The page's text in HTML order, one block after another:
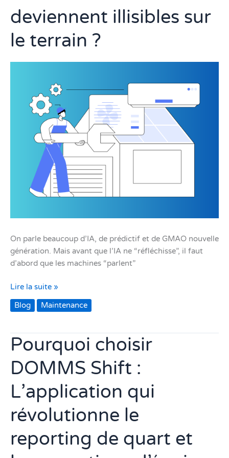
deviennent illisibles sur
le terrain ?
On parle beaucoup d’IA, de prédictif et de GMAO nouvelle
génération. Mais avant que l’IA ne “réfléchisse”, il faut
d’abord que les machines “parlent”
maintenance
deviennent
illisibles
le
Lire la suite »
Blog Maintenance
Pourquoi choisir
DOMMS Shift :
L’application qui
révolutionne le
reporting de quart et
Pourquoi
choisir
DOMMS
Shift
L’application
qui
le
reporting